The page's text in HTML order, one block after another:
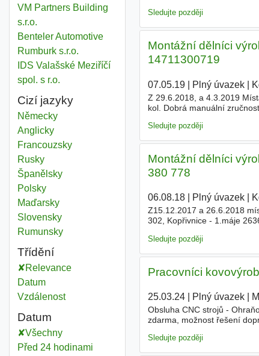
VM Partners Building
s.r.o.
Benteler Automotive
Rumburk s.r.o.
IDS Valašské Meziříčí
spol. s r.o.
Cizí jazyky
Německy
Anglicky
Francouzsky
Rusky
Španělsky
Polsky
Maďarsky
Slovensky
Rumunsky
Třídění
Relevance
Datum
Vzdálenost
Datum
Všechny
Před 24 hodinami
Sledujte později
Montážní dělníci
14711300719
07.05.19| Plný úvazek|
Z 29.6.2018, a 4.3.2019
kol. Dobrá manuální
Sledujte později
Montážní dělníci
380 778
06.08.18| Plný úvazek|
Z15.12.2017 a 26.6.2018
302, Kopřivnice - 1.máje
Sledujte později
Pracovníci
25.03.24| Plný úvazek|
Obsluha CNC strojů -
zdarma, možnost řešení
Sledujte později